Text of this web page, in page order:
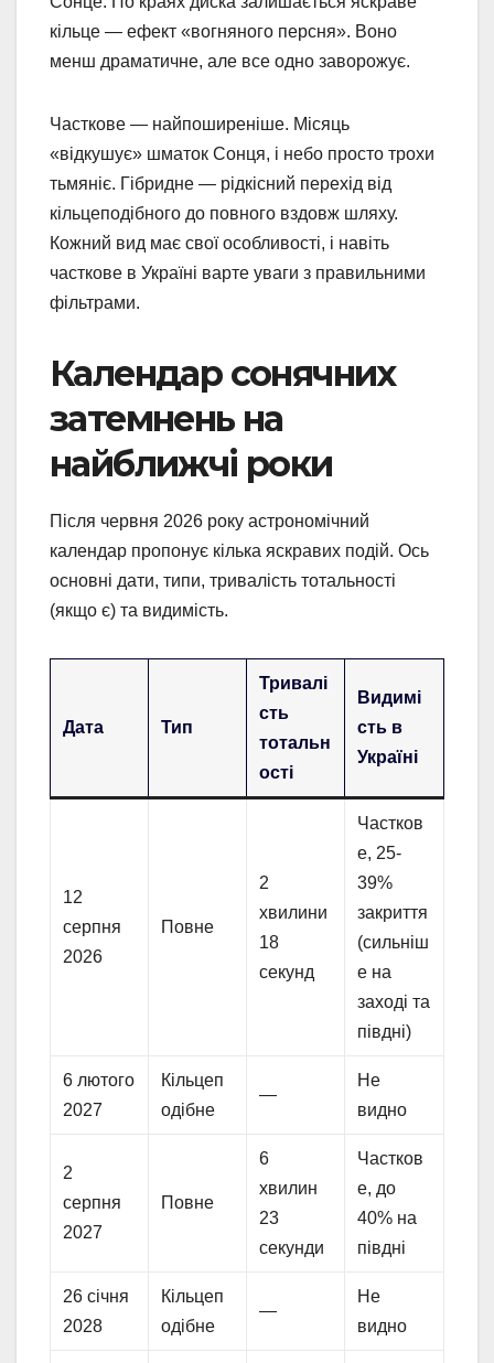
кільце — ефект «вогняного персня». Воно
менш драматичне, але все одно заворожує.
Часткове — найпоширеніше. Місяць
«відкушує» шматок Сонця, і небо просто трохи
тьмяніє. Гібридне — рідкісний перехід від
кільцеподібного до повного вздовж шляху.
Кожний вид має свої особливості, і навіть
часткове в Україні варте уваги з правильними
фільтрами.
Календар сонячних
затемнень на
найближчі роки
Після червня 2026 року астрономічний
календар пропонує кілька яскравих подій. Ось
основні дати, типи, тривалість тотальності
(якщо є) та видимість.
Дата Тип
Тривалі
сть
тотальн
ості
Видимі
сть в
Україні
12
серпня
2026
Повне
2
хвилини
18
секунд
Частков
е, 25-
39%
закриття
(сильніш
е на
заході та
півдні)
6 лютого
2027
Кільцеп
одібне
—
Не
видно
2
серпня
2027
Повне
6
хвилин
23
секунди
Частков
е, до
40% на
півдні
26 січня
2028
Кільцеп
одібне
—
Не
видно